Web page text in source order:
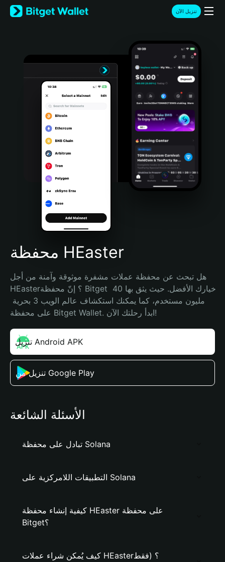
English
日本語
Türkçe
Português (Portugal)
Bahasa Indonesia
Português (Brasil)
Español (Argentina)
تنزيل الآن
محفظة HEaster
هل تبحث عن محفظة عملات مشفرة موثوقة وآمنة من أجل
HEaster؟ إنّ محفظة Bitget خيارك الأفضل. حيث يثق بها 40
على محفظة Bitget Wallet. ابدأ رحلتك الآن!
تنزيل Android APK
تنزيل من Google Play
الأسئلة الشائعة
تبادل على محفظة Solana
التطبيقات اللامركزية على Solana
كيفية إنشاء محفظة HEaster على محفظة
Bitget؟
كيف يُمكن شراء عملات HEaster؟ (فقط